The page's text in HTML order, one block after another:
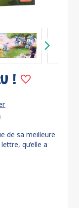
!
de sa meilleure
qu’elle a